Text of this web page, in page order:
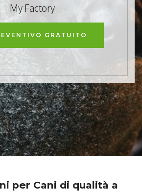
My Factory
GRATUITO
per Cani di qualità a